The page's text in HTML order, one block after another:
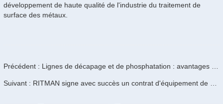
développement de haute qualité de l'industrie du traitement de
surface des métaux.